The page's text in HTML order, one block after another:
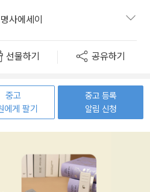
사에세이
선물하기 공유하기
중고
에게 팔기
중고 등록
알림 신청